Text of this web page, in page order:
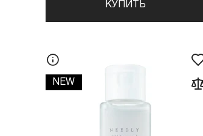
КУПИТЬ
NEW